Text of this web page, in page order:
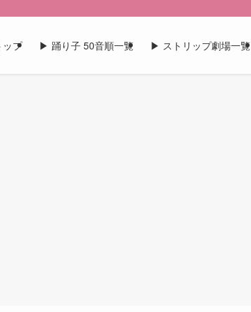
プ ▶︎ 踊り子 50音順一覧 ▶︎ ストリップ劇場一覧